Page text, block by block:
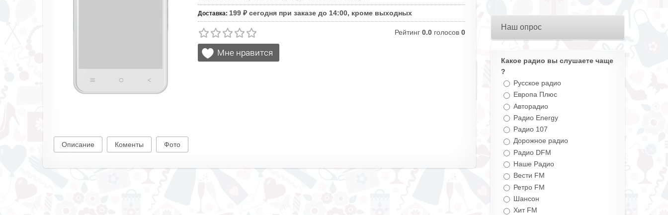
Доставка: 199 ₽ сегодня при заказе до 14:00, кроме выходных
Рейтинг 0.0 голосов 0
Описание Коменты Фото
Наш опрос
Какое радио вы слушаете чаще
?
Русское радио
Европа Плюс
Авторадио
Радио Energy
Радио 107
Дорожное радио
Радио DFM
Наше Радио
Вести FM
Ретро FM
Шансон
Хит FM